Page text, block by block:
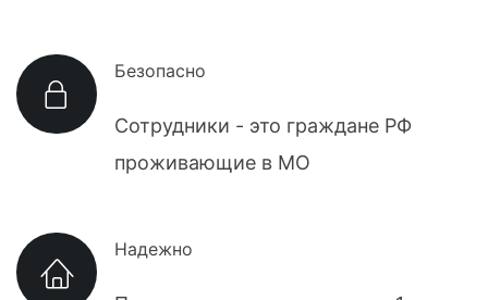
Безопасно
Сотрудники - это граждане РФ
проживающие в МО
Надежно